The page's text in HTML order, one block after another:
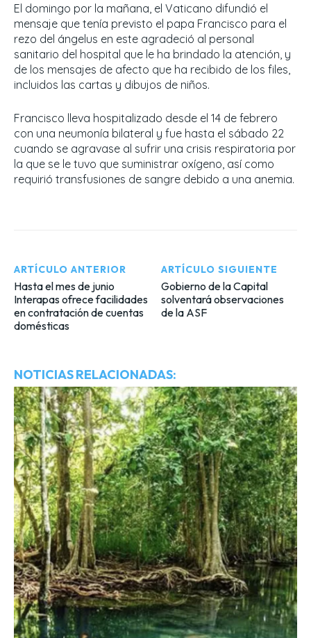
El domingo por la mañana, el Vaticano difundió el
mensaje que tenía previsto el papa Francisco para el
rezo del ángelus en este agradeció al personal
sanitario del hospital que le ha brindado la atención, y
de los mensajes de afecto que ha recibido de los files,
incluidos las cartas y dibujos de niños.
Francisco lleva hospitalizado desde el 14 de febrero
con una neumonía bilateral y fue hasta el sábado 22
cuando se agravase al sufrir una crisis respiratoria por
la que se le tuvo que suministrar oxígeno, así como
requirió transfusiones de sangre debido a una anemia.
ARTÍCULO ANTERIOR
Hasta el mes de junio
Interapas ofrece facilidades
en contratación de cuentas
domésticas
ARTÍCULO SIGUIENTE
Gobierno de la Capital
solventará observaciones
de la ASF
NOTICIAS RELACIONADAS: